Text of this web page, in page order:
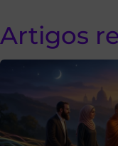
Artigos